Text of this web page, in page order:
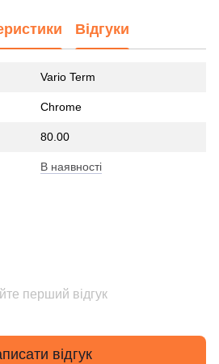
Відгуки
Vario Term
Chrome
80.00
В наявності
перший відгук
відгук